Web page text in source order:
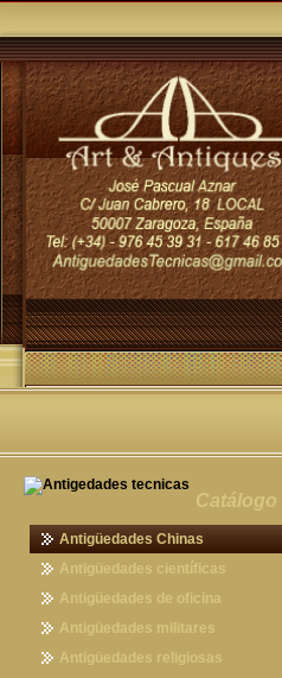
Catálogo
Antigüedades Chinas
Antigüedades Chinas
Antigüedades científicas
Antigüedades científicas
Antigüedades de oficina
Máquinas de escribir antiguas
Calculadoras antiguas
Antigüedades militares
Espadas antiguas
Antigüedades religiosas